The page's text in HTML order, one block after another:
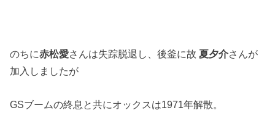
のちに赤松愛さんは失踪脱退し、後釜に故 夏夕介さんが
加入しましたが
GSブームの終息と共にオックスは1971年解散。